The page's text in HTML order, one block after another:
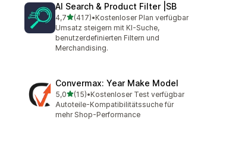
AI Search & Product Filter |SB
4,7von 5 Sternen
(417)
417 Rezensionen insgesamt
•Kostenloser Plan verfügbar
Umsatz steigern mit KI-Suche,
benutzerdefinierten Filtern und
Merchandising.
Convermax: Year Make Model
5,0von 5 Sternen
(15)
15 Rezensionen insgesamt
•Kostenloser Test verfügbar
Autoteile-Kompatibilitätssuche für
mehr Shop-Performance